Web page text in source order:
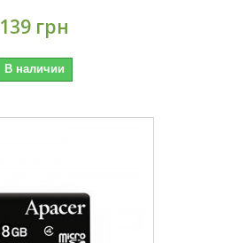
139 грн
В наличии